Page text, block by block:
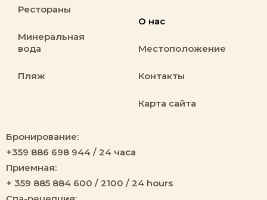
Рестораны
Минеральная
вода
Пляж
О нас
Местоположение
Контакты
Карта сайта
Бронирование:
+359 886 698 944 / 24 часа
Приемная:
+ 359 885 884 600 / 2100 / 24 hours